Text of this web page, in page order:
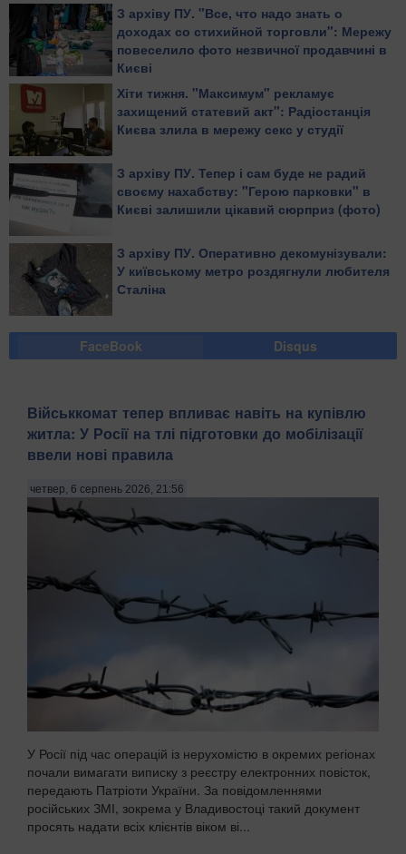
З архіву ПУ. "Все, что надо знать о
доходах со стихийной торговли": Мережу
повеселило фото незвичної продавчині в
Києві
Хіти тижня. "Максимум" рекламує
захищений статевий акт": Радіостанція
Києва злила в мережу секс у студії
З архіву ПУ. Тепер і сам буде не радий
своєму нахабству: "Герою парковки" в
Києві залишили цікавий сюрприз (фото)
З архіву ПУ. Оперативно декомунізували:
У київському метро роздягнули любителя
Сталіна
FaceBook Disqus
Військкомат тепер впливає навіть на купівлю
житла: У Росії на тлі підготовки до мобілізації
ввели нові правила
четвер, 6 серпень 2026, 21:56
У Росії під час операцій із нерухомістю в окремих регіонах
почали вимагати виписку з реєстру електронних повісток,
передають Патріоти України. За повідомленнями
російських ЗМІ, зокрема у Владивостоці такий документ
просять надати всіх клієнтів віком ві...